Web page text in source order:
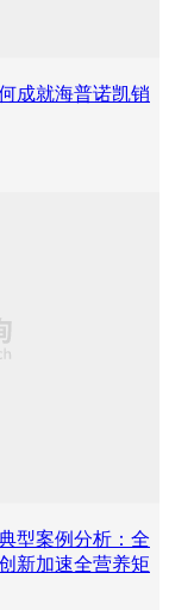
成就海普诺凯销
型案例分析：全
新加速全营养矩